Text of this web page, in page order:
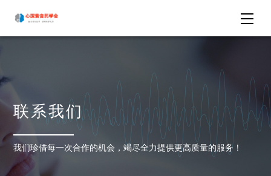
联系我们
我们珍借每一次合作的机会，竭尽全力提供更高质量的服务！